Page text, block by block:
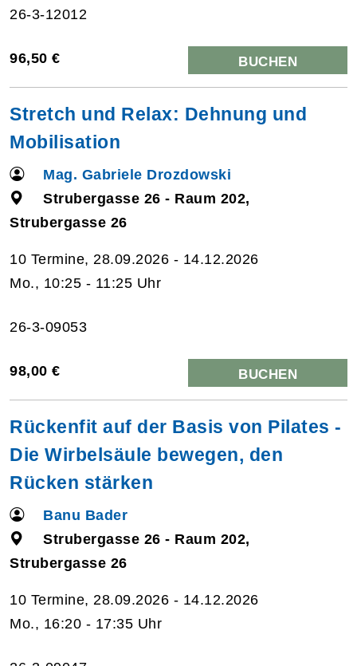
26-3-12012
96,50 € BUCHEN
Stretch und Relax: Dehnung und
Mobilisation
Mag. Gabriele Drozdowski
Strubergasse 26 - Raum 202,
Strubergasse 26
10 Termine, 28.09.2026 - 14.12.2026
Mo., 10:25 - 11:25 Uhr
26-3-09053
98,00 € BUCHEN
Rückenfit auf der Basis von Pilates -
Die Wirbelsäule bewegen, den
Rücken stärken
Banu Bader
Strubergasse 26 - Raum 202,
Strubergasse 26
10 Termine, 28.09.2026 - 14.12.2026
Mo., 16:20 - 17:35 Uhr